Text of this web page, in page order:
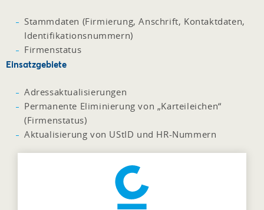
Stammdaten (Firmierung, Anschrift, Kontaktdaten,
Identifikationsnummern)
Firmenstatus
Einsatzgebiete
Adressaktualisierungen
Permanente Eliminierung von „Karteileichen“
(Firmenstatus)
Aktualisierung von UStID und HR-Nummern